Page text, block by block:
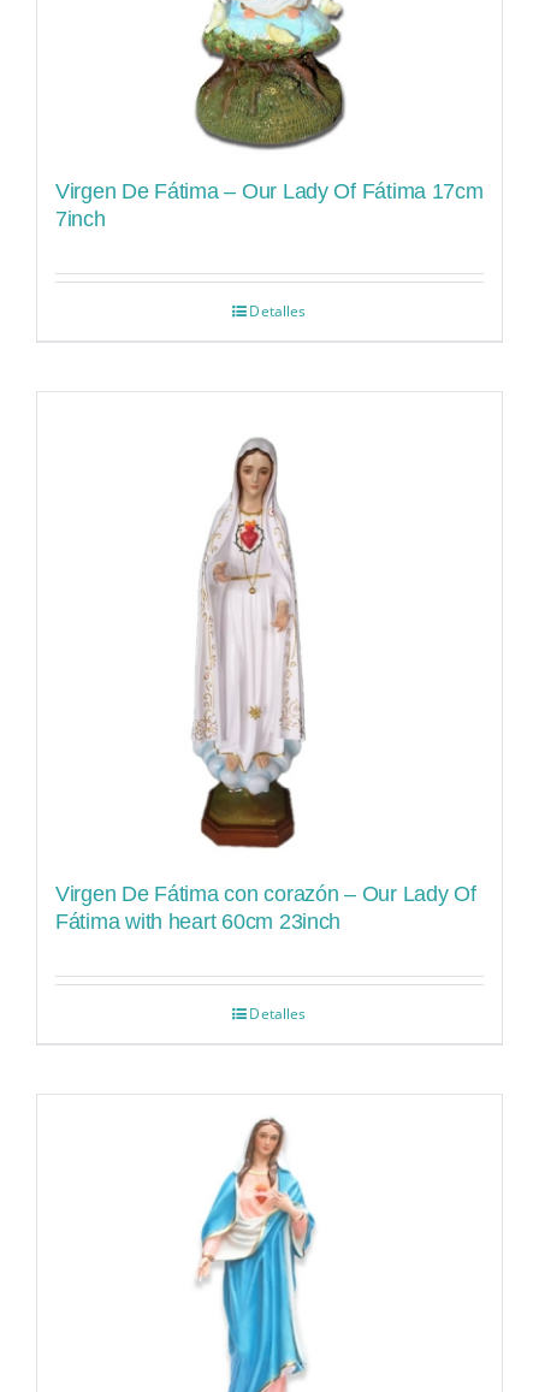
Virgen De Fátima – Our Lady Of Fátima 17cm
7inch
Detalles
Virgen De Fátima con corazón – Our Lady Of
Fátima with heart 60cm 23inch
Detalles